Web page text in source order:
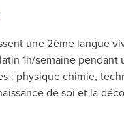
une 2ème langue
1h/semaine pendant
: physique chimie,
de soi et la